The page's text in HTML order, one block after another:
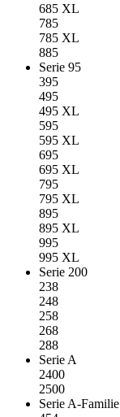
685 XL
785
785 XL
885
Serie 95
395
495
495 XL
595
595 XL
695
695 XL
795
795 XL
895
895 XL
995
995 XL
Serie 200
238
248
258
268
288
Serie A
2400
2500
Serie A-Familie